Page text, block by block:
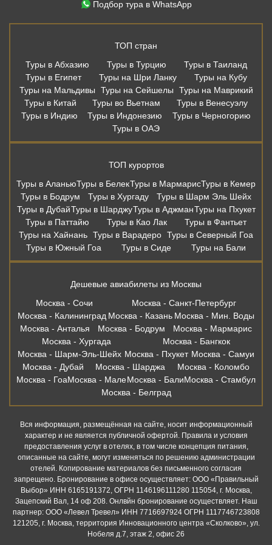
Подбор тура в WhatsApp
ТОП стран
Туры в Абхазию
Туры в Турцию
Туры в Таиланд
Туры в Египет
Туры на Шри Ланку
Туры на Кубу
Туры на Мальдивы
Туры на Сейшелы
Туры на Маврикий
Туры в Китай
Туры во Вьетнам
Туры в Венесуэлу
Туры в Индию
Туры в Индонезию
Туры в Черногорию
Туры в ОАЭ
ТОП курортов
Туры в АланьюТуры в БелекТуры в МармарисТуры в Кемер
Туры в Бодрум
Туры в Хургаду
Туры в Шарм Эль Шейх
Туры в ДубайТуры в ШарджуТуры в АджманТуры на Пхукет
Туры в Паттайю
Туры в Као Лак
Туры в Фантьет
Туры на Хайнань Туры в Варадеро Туры в Северный Гоа
Туры в Южный Гоа
Туры в Сиде Туры на Бали
Дешевые авиабилеты из Москвы
Москва - Сочи
Москва - Санкт-Петербург
Москва - Калининград Москва - Казань Москва - Мин. Воды
Москва - Анталья
Москва - Бодрум
Москва - Мармарис
Москва - Хургада
Москва - Бангкок
Москва - Шарм-Эль-Шейх Москва - Пхукет Москва - Самуи
Москва - Дубай
Москва - Шарджа
Москва - Коломбо
Москва - ГоаМосква - МалеМосква - БалиМосква - Стамбул
Москва - Белград
Вся информация, размещённая на сайте, носит информационный
характер и не является публичной офертой. Правила и условия
предоставления услуг в отелях, в том числе концепция питания,
описанные на сайте, могут изменяться по решению администрации
отелей. Копирование материалов без письменного согласия
запрещено. Бронирование в офисе осуществляет: ООО «Правильный
Выбор» ИНН 6165191372, ОГРН 1146196111280 115054, г. Москва,
Зацепский Вал, 14 оф 208. Онлвйн бронирование осуществляет. Наш
партнер: ООО «Левел Тревел» ИНН 7716697924 ОГРН 1117746723808
121205, г. Москва, территория Инновационного центра «Сколково», ул.
Нобеля д.7, этаж 2, офис 26